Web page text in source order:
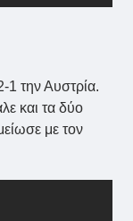
1 την Αυστρία.
και τα δύο
με τον